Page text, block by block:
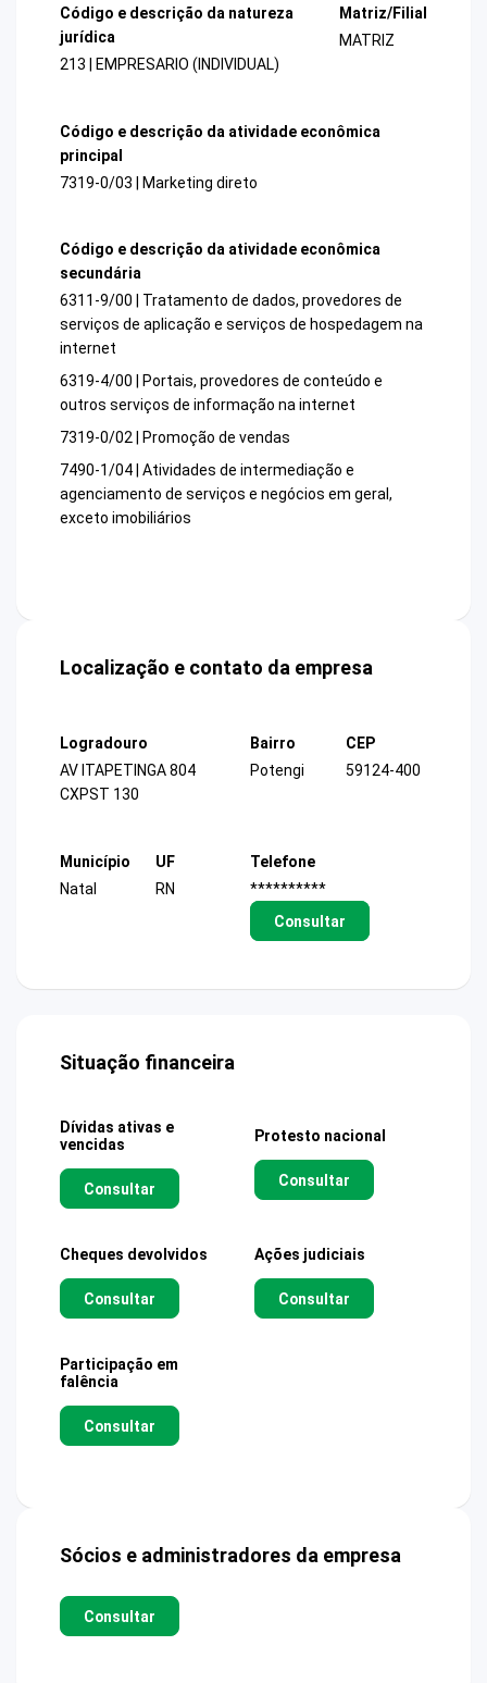
Código e descrição da natureza
jurídica
213 | EMPRESARIO (INDIVIDUAL)
Matriz/Filial
MATRIZ
Código e descrição da atividade econômica
principal
7319-0/03 | Marketing direto
Código e descrição da atividade econômica
secundária
6311-9/00 | Tratamento de dados, provedores de
serviços de aplicação e serviços de hospedagem na
internet
6319-4/00 | Portais, provedores de conteúdo e
outros serviços de informação na internet
7319-0/02 | Promoção de vendas
7490-1/04 | Atividades de intermediação e
agenciamento de serviços e negócios em geral,
exceto imobiliários
Localização e contato da empresa
Logradouro
AV ITAPETINGA 804
CXPST 130
Bairro
Potengi
CEP
59124-400
Município
Natal
UF
RN
Telefone
**********
Consultar
Situação financeira
Dívidas ativas e
vencidas
Consultar
Protesto nacional
Consultar
Cheques devolvidos
Consultar
Ações judiciais
Consultar
Participação em
falência
Consultar
Sócios e administradores da empresa
Consultar